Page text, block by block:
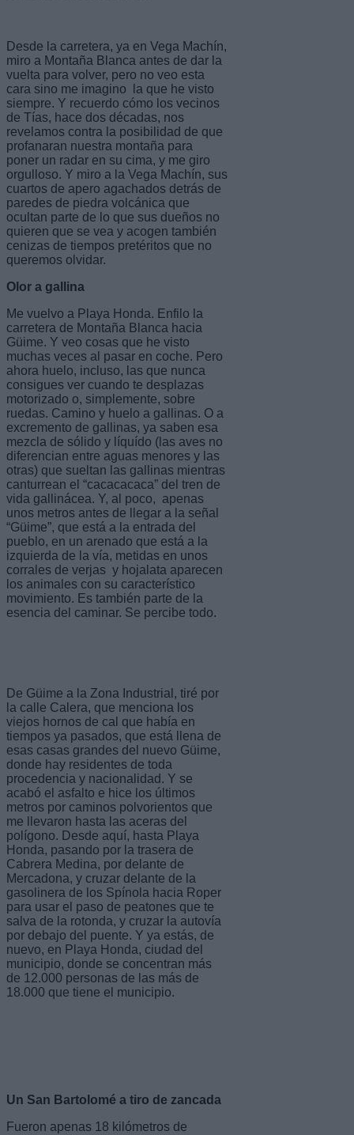
Desde la carretera, ya en Vega Machín,
miro a Montaña Blanca antes de dar la
vuelta para volver, pero no veo esta
cara sino me imagino la que he visto
siempre. Y recuerdo cómo los vecinos
de Tías, hace dos décadas, nos
revelamos contra la posibilidad de que
profanaran nuestra montaña para
poner un radar en su cima, y me giro
orgulloso. Y miro a la Vega Machín, sus
cuartos de apero agachados detrás de
paredes de piedra volcánica que
ocultan parte de lo que sus dueños no
quieren que se vea y acogen también
cenizas de tiempos pretéritos que no
queremos olvidar.
Olor a gallina
Me vuelvo a Playa Honda. Enfilo la
carretera de Montaña Blanca hacia
Güime. Y veo cosas que he visto
muchas veces al pasar en coche. Pero
ahora huelo, incluso, las que nunca
consigues ver cuando te desplazas
motorizado o, simplemente, sobre
ruedas. Camino y huelo a gallinas. O a
excremento de gallinas, ya saben esa
mezcla de sólido y líquído (las aves no
diferencian entre aguas menores y las
otras) que sueltan las gallinas mientras
canturrean el “cacacacaca” del tren de
vida gallinácea. Y, al poco, apenas
unos metros antes de llegar a la señal
“Güime”, que está a la entrada del
pueblo, en un arenado que está a la
izquierda de la vía, metidas en unos
corrales de verjas y hojalata aparecen
los animales con su característico
movimiento. Es también parte de la
esencia del caminar. Se percibe todo.
De Güime a la Zona Industrial, tiré por
la calle Calera, que menciona los
viejos hornos de cal que había en
tiempos ya pasados, que está llena de
esas casas grandes del nuevo Güime,
donde hay residentes de toda
procedencia y nacionalidad. Y se
acabó el asfalto e hice los últimos
metros por caminos polvorientos que
me llevaron hasta las aceras del
polígono. Desde aquí, hasta Playa
Honda, pasando por la trasera de
Cabrera Medina, por delante de
Mercadona, y cruzar delante de la
gasolinera de los Spínola hacia Roper
para usar el paso de peatones que te
salva de la rotonda, y cruzar la autovía
por debajo del puente. Y ya estás, de
nuevo, en Playa Honda, ciudad del
municipio, donde se concentran más
de 12.000 personas de las más de
18.000 que tiene el municipio.
Un San Bartolomé a tiro de zancada
Fueron apenas 18 kilómetros de